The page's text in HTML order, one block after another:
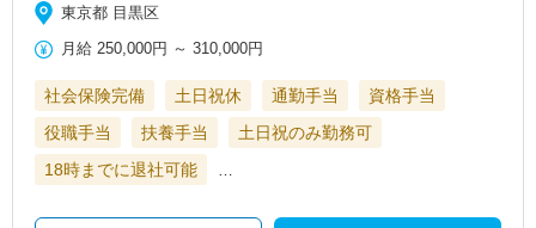
東京都 目黒区
月給 250,000円 ～310,000円
社会保険完備 土日祝休 通勤手当
資格手当
役職手当
扶養手当
土日祝のみ勤務可
18時までに退社可能